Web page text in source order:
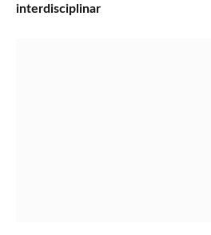
interdisciplinar